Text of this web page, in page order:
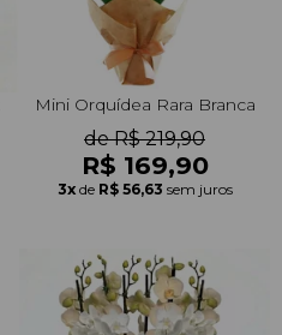
Mini Orquídea Rara Branca
de R$ 219,90
R$ 169,90
3x de R$ 56,63 sem juros